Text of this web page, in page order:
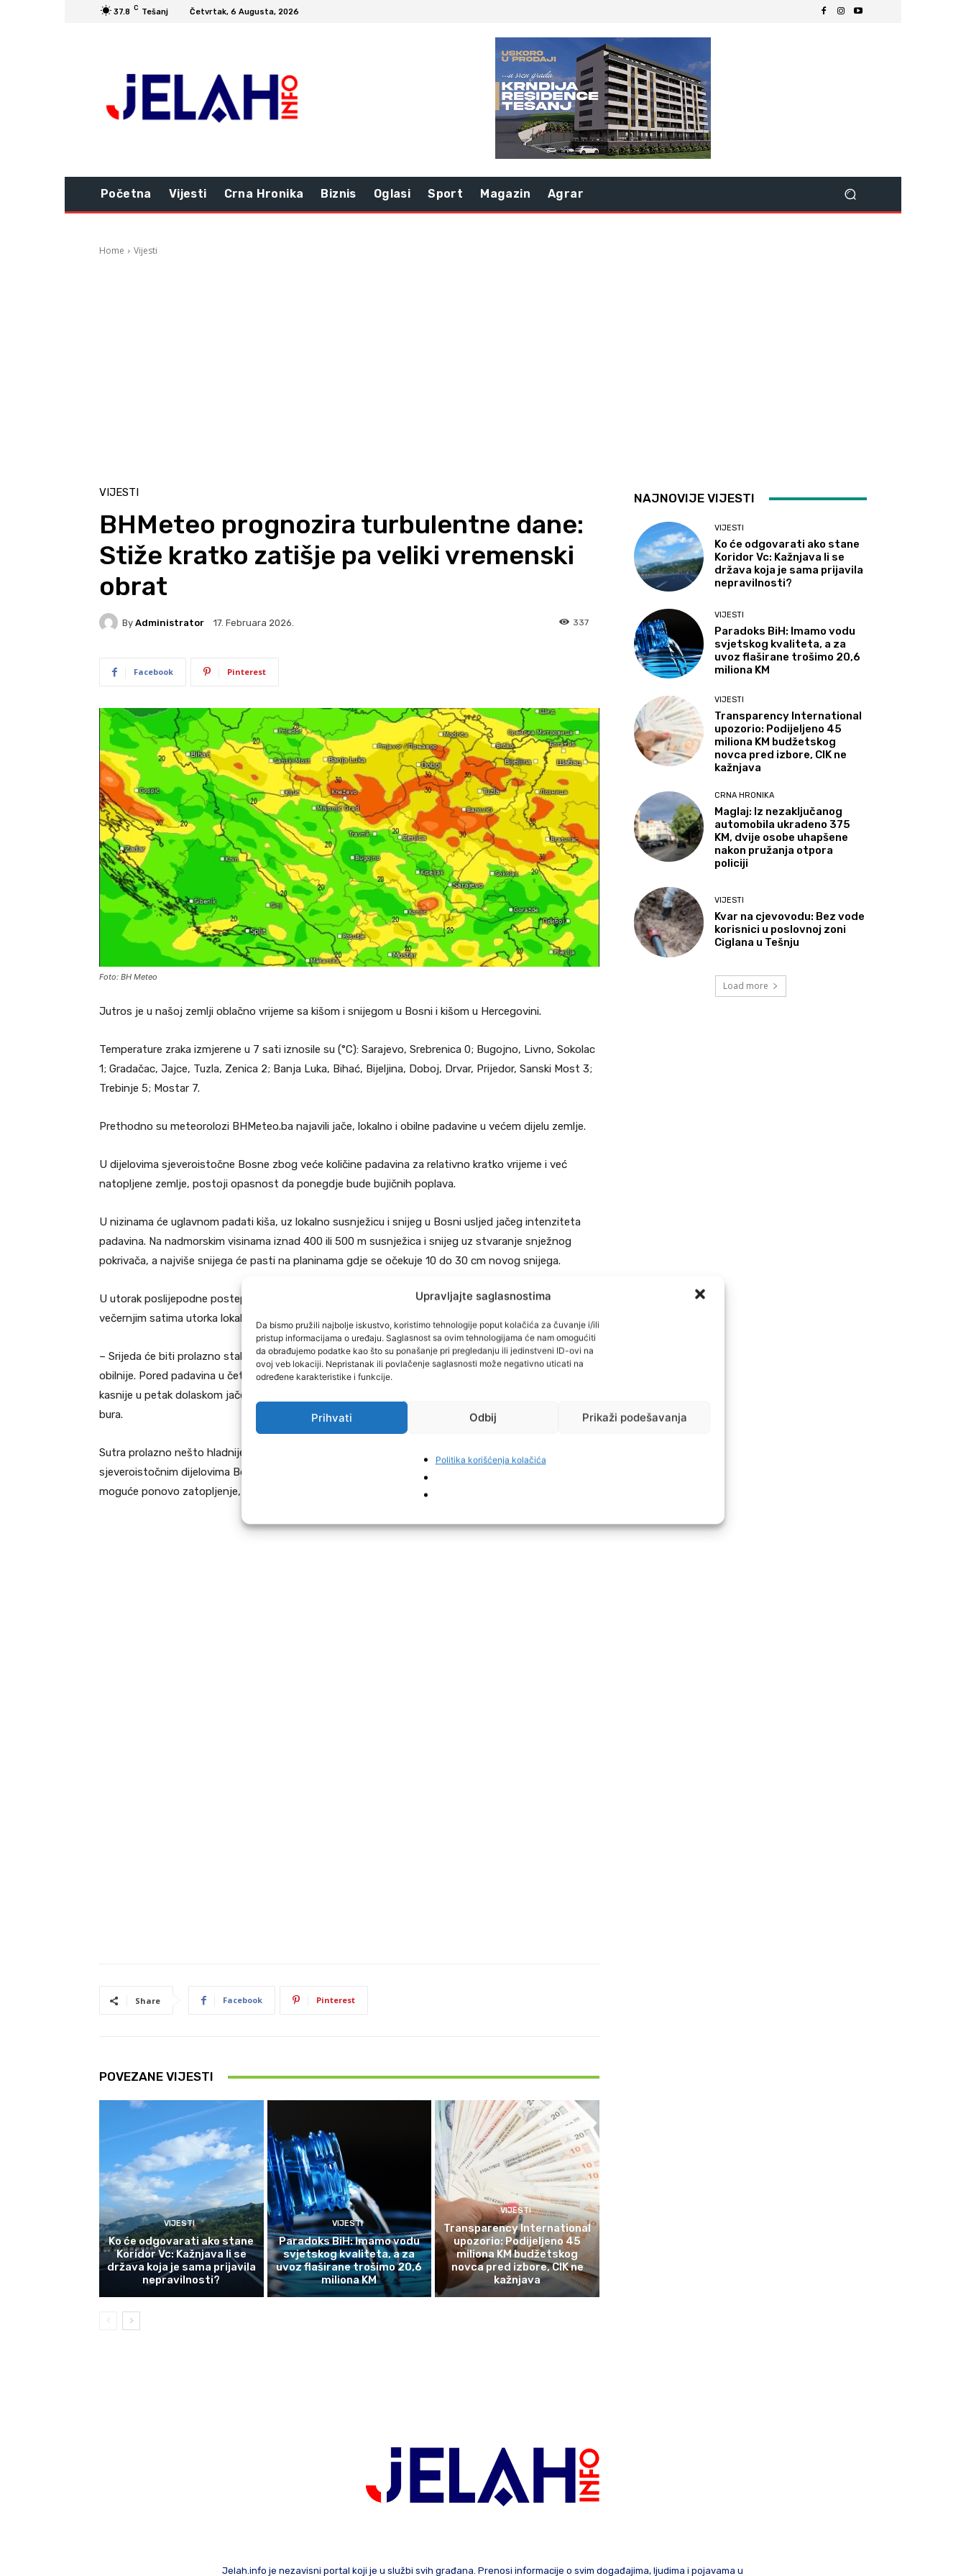
Upravljajte saglasnostima
Da bismo pružili najbolje iskustvo, koristimo tehnologije poput kolačića za čuvanje i/ili
pristup informacijama o uređaju. Saglasnost sa ovim tehnologijama će nam omogućiti
da obrađujemo podatke kao što su ponašanje pri pregledanju ili jedinstveni ID-ovi na
ovoj veb lokaciji. Nepristanak ili povlačenje saglasnosti može negativno uticati na
određene karakteristike i funkcije.
Prihvati Odbij Prikaži podešavanja
Politika korišćenja kolačića
37.8 C Tešanj Četvrtak, 6 Augusta, 2026
Početna Vijesti Crna Hronika Biznis Oglasi Sport Magazin Agrar
Home Vijesti
VIJESTI
BHMeteo prognozira turbulentne dane:
Stiže kratko zatišje pa veliki vremenski
obrat
By Administrator 17. Februara 2026. 337
Facebook Pinterest
Foto: BH Meteo
Jutros je u našoj zemlji oblačno vrijeme sa kišom i snijegom u Bosni i kišom u Hercegovini.
Temperature zraka izmjerene u 7 sati iznosile su (°C): Sarajevo, Srebrenica 0; Bugojno, Livno, Sokolac
1; Gradačac, Jajce, Tuzla, Zenica 2; Banja Luka, Bihać, Bijeljina, Doboj, Drvar, Prijedor, Sanski Most 3;
Trebinje 5; Mostar 7.
Prethodno su meteorolozi BHMeteo.ba najavili jače, lokalno i obilne padavine u većem dijelu zemlje.
U dijelovima sjeveroistočne Bosne zbog veće količine padavina za relativno kratko vrijeme i već
natopljene zemlje, postoji opasnost da ponegdje bude bujičnih poplava.
U nizinama će uglavnom padati kiša, uz lokalno susnježicu i snijeg u Bosni usljed jačeg intenziteta
padavina. Na nadmorskim visinama iznad 400 ili 500 m susnježica i snijeg uz stvaranje snježnog
pokrivača, a najviše snijega će pasti na planinama gdje se očekuje 10 do 30 cm novog snijega.
U utorak poslijepodne postepeno slabljenje i prestanak padavina, s tim da u poslijepodnevnim i
večernjim satima utorka lokalno može biti još pljuskova kiše, ledenih zrnaca, susnježice i snijega.
– Srijeda će biti prolazno stabilnija, pa u četvrtak i petak stižu nove padavine, kiša i snijeg, i lokalno
obilnije. Pored padavina u četvrtak će biti u većem dijelu zemlje na udare jakog do olujnog juga, a
kasnije u petak dolaskom jačeg zahlađenja zapuhat će prolazno i umjeren do na udare jak sjeverac i
bura.
Sutra prolazno nešto hladnije, u srijedu i četvrtak zatopljenje. U četvrtak u sjevernim i
sjeveroistočnim dijelovima Bosne moguće do +18 °C. U petak i subotu osjetno hladnije, a od nedjelje
moguće ponovo zatopljenje, saopćili su meteorolozi BHMeteo.ba.
Share Facebook Pinterest
POVEZANE VIJESTI
VIJESTI
Ko će odgovarati ako stane
Koridor Vc: Kažnjava li se
država koja je sama prijavila
nepravilnosti?
VIJESTI
Paradoks BiH: Imamo vodu
svjetskog kvaliteta, a za
uvoz flaširane trošimo 20,6
miliona KM
VIJESTI
Transparency International
upozorio: Podijeljeno 45
miliona KM budžetskog
novca pred izbore, CIK ne
kažnjava
NAJNOVIJE VIJESTI
VIJESTI
Ko će odgovarati ako stane
Koridor Vc: Kažnjava li se
država koja je sama prijavila
nepravilnosti?
VIJESTI
Paradoks BiH: Imamo vodu
svjetskog kvaliteta, a za
uvoz flaširane trošimo 20,6
miliona KM
VIJESTI
Transparency International
upozorio: Podijeljeno 45
miliona KM budžetskog
novca pred izbore, CIK ne
kažnjava
CRNA HRONIKA
Maglaj: Iz nezaključanog
automobila ukradeno 375
KM, dvije osobe uhapšene
nakon pružanja otpora
policiji
VIJESTI
Kvar na cjevovodu: Bez vode
korisnici u poslovnoj zoni
Ciglana u Tešnju
Load more
Jelah.info je nezavisni portal koji je u službi svih građana. Prenosi informacije o svim događajima, ljudima i pojavama u